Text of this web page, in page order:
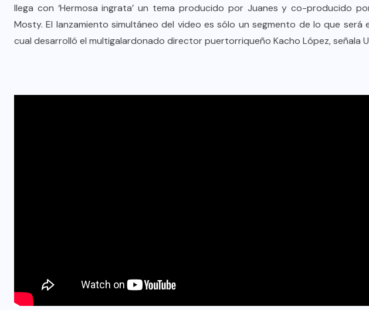
llega con ‘Hermosa ingrata’ un tema producido por Juanes y co-producido
Mosty. El lanzamiento simultáneo del video es sólo un segmento de lo que será
cual desarrolló el multigalardonado director puertorriqueño Kacho López, señala